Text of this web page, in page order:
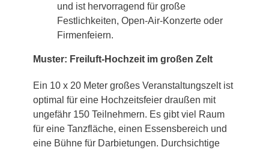
und ist hervorragend für große
Festlichkeiten, Open-Air-Konzerte oder
Firmenfeiern.
Muster: Freiluft-Hochzeit im großen Zelt
Ein 10 x 20 Meter großes Veranstaltungszelt ist
optimal für eine Hochzeitsfeier draußen mit
ungefähr 150 Teilnehmern. Es gibt viel Raum
für eine Tanzfläche, einen Essensbereich und
eine Bühne für Darbietungen. Durchsichtige